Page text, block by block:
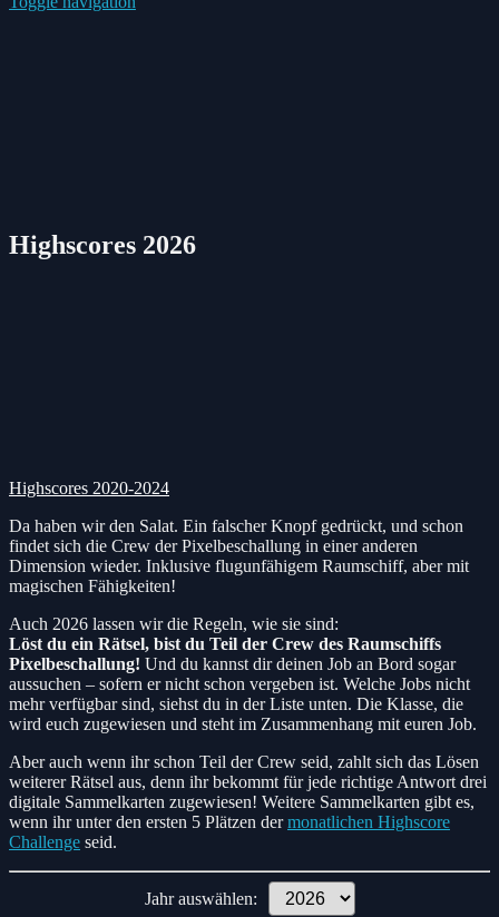
Highscores 2026
Highscores 2020-2024
Da haben wir den Salat. Ein falscher Knopf gedrückt, und schon
findet sich die Crew der Pixelbeschallung in einer anderen
Dimension wieder. Inklusive flugunfähigem Raumschiff, aber mit
magischen Fähigkeiten!
Auch 2026 lassen wir die Regeln, wie sie sind:
Löst du ein Rätsel, bist du Teil der Crew des Raumschiffs
Pixelbeschallung! Und du kannst dir deinen Job an Bord sogar
aussuchen – sofern er nicht schon vergeben ist. Welche Jobs nicht
mehr verfügbar sind, siehst du in der Liste unten. Die Klasse, die
wird euch zugewiesen und steht im Zusammenhang mit euren Job.
Aber auch wenn ihr schon Teil der Crew seid, zahlt sich das Lösen
weiterer Rätsel aus, denn ihr bekommt für jede richtige Antwort drei
digitale Sammelkarten zugewiesen! Weitere Sammelkarten gibt es,
wenn ihr unter den ersten 5 Plätzen dermonatlichen Highscore
Challenge seid.
Jahr auswählen: